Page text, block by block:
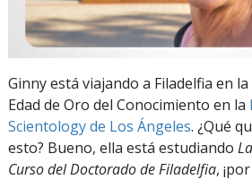
Ginny está viajando a Filadelfia en
Edad de Oro del Conocimiento en la
Scientology de Los Ángeles. ¿Qué
esto? Bueno, ella está estudiando
Curso del Doctorado de Filadelfia,